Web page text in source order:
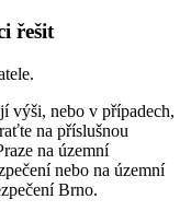
řešit
výši, nebo v případech,
na příslušnou
na územní
nebo na územní
Brno.